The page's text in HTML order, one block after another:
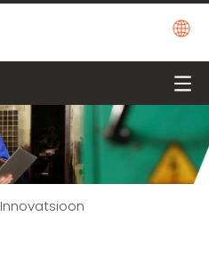
Innovatsioon